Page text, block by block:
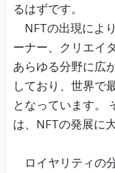
るはずです。
NFTの出現によ
ーナー、クリエイ
あらゆる分野に広
しており、世界で
となっています。
は、NFTの発展に
ロイヤリティの